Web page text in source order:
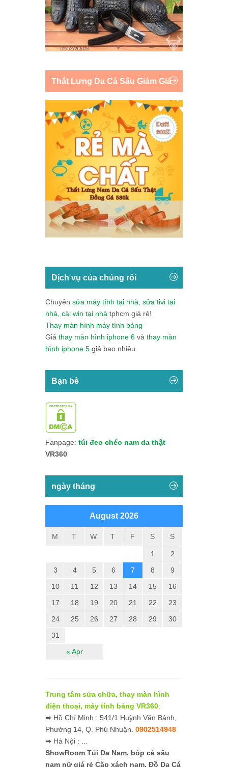
Thắt Lưng Da Cá Sấu Giảm Giá
Dịch vụ của chúng rôi
Chuyên sửa máy tính tại nhà sửa tivi tại
nhà cài win tại nhà tphcm giá rẻ!
Thay màn hình máy tính bảng
Giá thay màn hình iphone 6 và thay màn
hình iphone 5 giá bao nhiêu
Bạn bè
Fanpage: túi đeo chéo nam da thật
VR360
ngày tháng
August 2026
M T W T F S S
« Apr
1
2
3
4 5 6 7 8
9
10
11 12 13 14 15
16
17
18 19 20 21 22
23
24
25 26 27 28 29
30
31
Trung tâm sửa chữa, thay màn hình
điện thoại, máy tính bảng VR360:
➡ Hồ Chí Minh : 541/1 Huỳnh Văn Bánh,
Phường 14, Q. Phú Nhuận. 0902514948
➡ Hà Nội : ...
ShowRoom Túi Da Nam, bóp cá sấu
nam nữ giá rẻ Cặp xách nam, Đồ Da Cá